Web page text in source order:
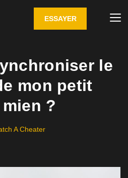
ESSAYER
le
mon petit
?
A Cheater